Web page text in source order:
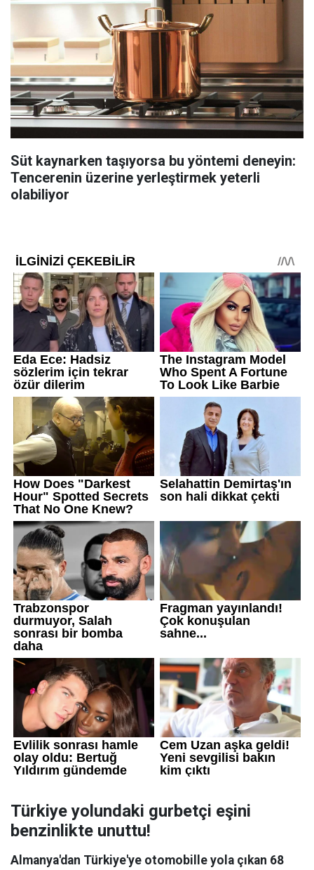
Süt kaynarken taşıyorsa bu yöntemi deneyin:
Tencerenin üzerine yerleştirmek yeterli
olabiliyor
Türkiye yolundaki gurbetçi eşini
benzinlikte unuttu!
Almanya'dan Türkiye'ye otomobille yola çıkan 68